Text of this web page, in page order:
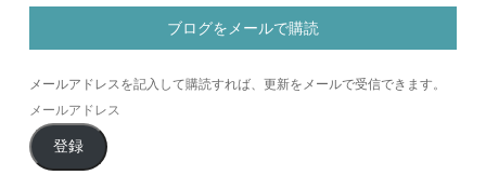
ブログをメールで購読
メールアドレスを記入して購読すれば、更新をメールで受信できます。
メ
ー
ル
登録